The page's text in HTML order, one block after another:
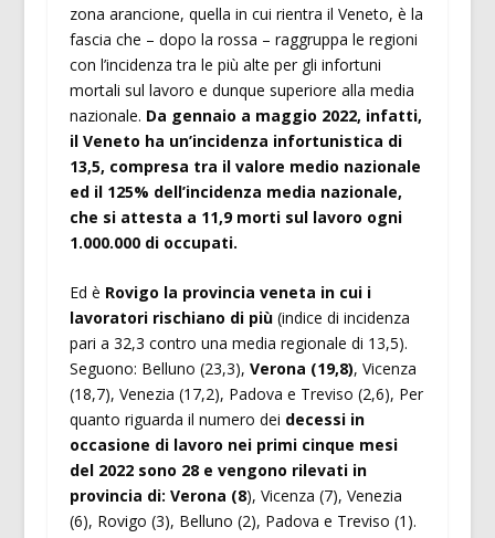
zona arancione, quella in cui rientra il Veneto, è la
fascia che – dopo la rossa – raggruppa le regioni
con l’incidenza tra le più alte per gli infortuni
mortali sul lavoro e dunque superiore alla media
nazionale. Da gennaio a maggio 2022, infatti,
il Veneto ha un’incidenza infortunistica di
13,5, compresa tra il valore medio nazionale
ed il 125% dell’incidenza media nazionale,
che si attesta a 11,9 morti sul lavoro ogni
1.000.000 di occupati.
Ed è Rovigo la provincia veneta in cui i
lavoratori rischiano di più(indice di incidenza
pari a 32,3 contro una media regionale di 13,5).
Seguono: Belluno (23,3), Verona (19,8), Vicenza
(18,7), Venezia (17,2), Padova e Treviso (2,6), Per
quanto riguarda il numero dei decessi in
occasione di lavoro nei primi cinque mesi
del 2022 sono 28 e vengono rilevati in
provincia di: Verona (8), Vicenza (7), Venezia
(6), Rovigo (3), Belluno (2), Padova e Treviso (1).